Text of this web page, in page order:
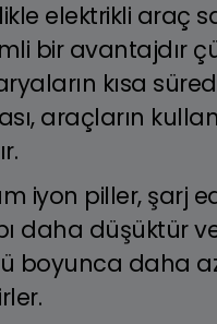
elektrikli araç
bir avantajdır
kısa
araçların
iyon piller, şarj
daha düşüktür
boyunca daha